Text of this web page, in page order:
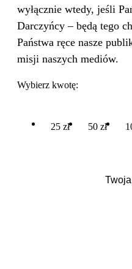
wyłącznie wtedy, jeśli
Darczyńcy – będą tego
Państwa ręce nasze
misji naszych mediów.
Wybierz kwotę:
25 zł 50 zł